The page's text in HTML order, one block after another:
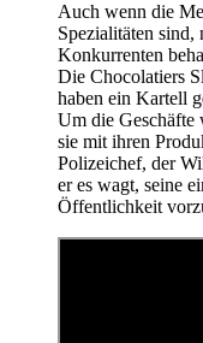
Auch wenn die
Spezialitäten
Konkurrenten
Die Chocolatiers
haben ein Kartell
Um die Geschäfte
sie mit ihren
Polizeichef, der
er es wagt, seine
Öffentlichkeit